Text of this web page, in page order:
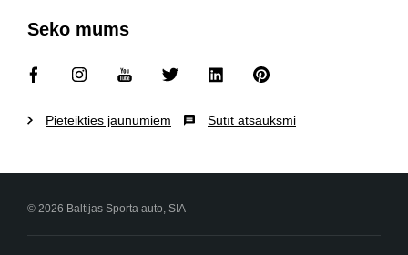
Seko mums
Pieteikties jaunumiem Sūtīt atsauksmi
© 2026 Baltijas Sporta auto, SIA